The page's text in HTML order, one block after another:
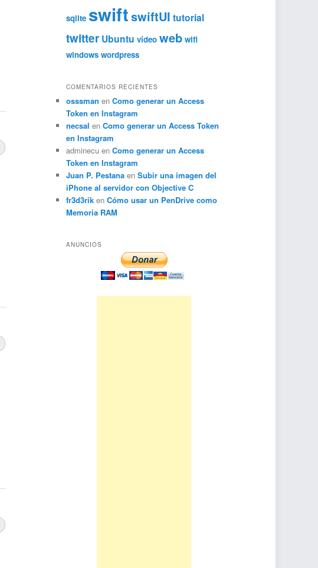
sqlite swiftswiftUI tutorial
twitter Ubuntu vídeo web wifi
windows wordpress
COMENTARIOS RECIENTES
osssman en Como generar un Access
Token en Instagram
necsal en Como generar un Access Token
en Instagram
adminecuen Como generar un Access
Token en Instagram
Juan P. Pestanaen Subir una imagen del
iPhone al servidor con Objective C
fr3d3riken Cómo usar un PenDrive como
Memoria RAM
ANUNCIOS